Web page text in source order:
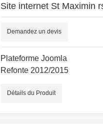
Site internet St Maximin
Demandez un devis
Plateforme Joomla
Refonte 2012/2015
Détails du Produit